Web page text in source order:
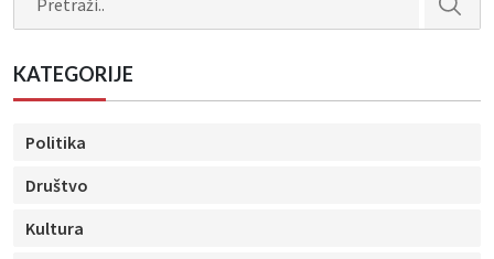
KATEGORIJE
Politika
Društvo
Kultura